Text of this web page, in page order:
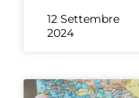
12 Settembre
2024